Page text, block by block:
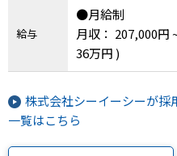
給与
●月給制
月収： 207,000円
36万円 )
株式会社シーイーシーが採
一覧はこちら